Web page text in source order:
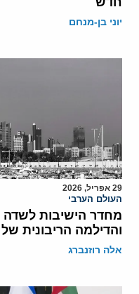
יוני בן-מנחם
29 אפריל, 2026
העולם הערבי
מחדר הישיבות
והדילמה הריבונית
אלה רוזנברג